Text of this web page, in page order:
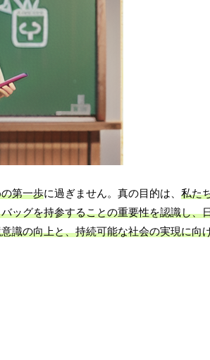
第一歩に過ぎません。真の目的は、 私た
ッグを持参することの重要性を認識し、
識の向上と、持続可能な社会の実現に向